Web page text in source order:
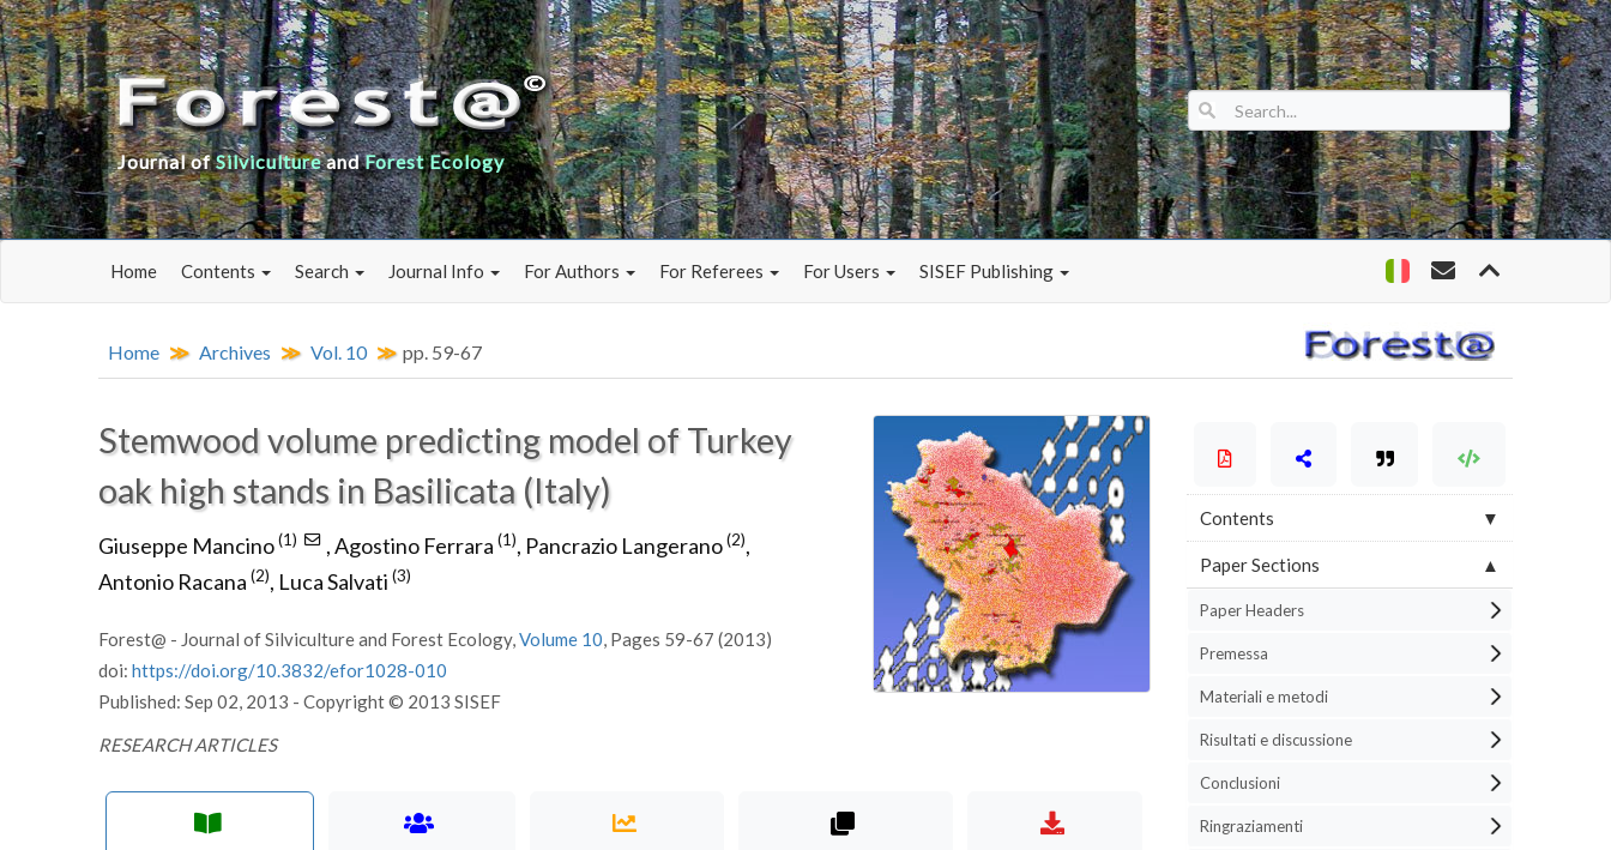
Journal ofSilvicultureandForest Ecology
Home Contents Search Journal Info For Authors For Referees For Users SISEF Publishing
Home Archives Vol. 10 pp. 59-67
Stemwood volume predicting model of Turkey
oak high stands in Basilicata (Italy)
Giuseppe Mancino(1) ,Agostino Ferrara (1), Pancrazio Langerano(2),
Antonio Racana (2), Luca Salvati (3)
Forest@ - Journal of Silviculture and Forest Ecology,Volume 10, Pages 59-67 (2013)
doi: https://doi.org/10.3832/efor1028-010
Published: Sep 02, 2013 - Copyright © 2013 SISEF
RESEARCH ARTICLES
Contents
Paper Sections
Paper Headers
Premessa
Materiali e metodi
Risultati e discussione
Conclusioni
Ringraziamenti